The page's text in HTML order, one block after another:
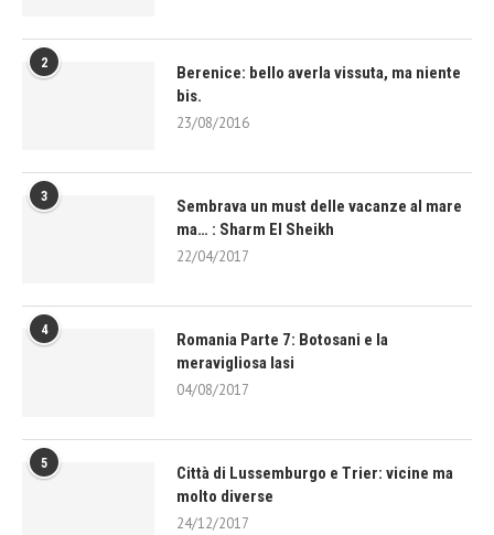
2
Berenice: bello averla vissuta, ma niente
bis.
23/08/2016
3
Sembrava un must delle vacanze al mare
ma… : Sharm El Sheikh
22/04/2017
4
Romania Parte 7: Botosani e la
meravigliosa Iasi
04/08/2017
5
Città di Lussemburgo e Trier: vicine ma
molto diverse
24/12/2017